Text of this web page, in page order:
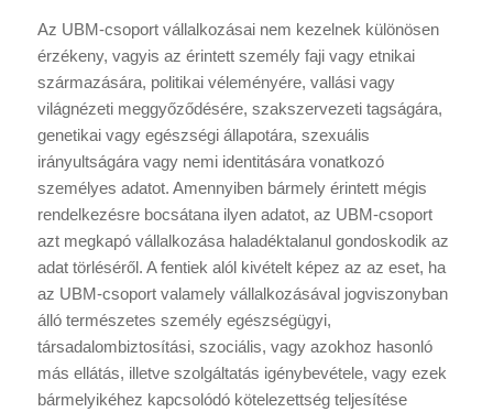
Az UBM-csoport vállalkozásai nem kezelnek különösen
érzékeny, vagyis az érintett személy faji vagy etnikai
származására, politikai véleményére, vallási vagy
világnézeti meggyőződésére, szakszervezeti tagságára,
genetikai vagy egészségi állapotára, szexuális
irányultságára vagy nemi identitására vonatkozó
személyes adatot. Amennyiben bármely érintett mégis
rendelkezésre bocsátana ilyen adatot, az UBM-csoport
azt megkapó vállalkozása haladéktalanul gondoskodik az
adat törléséről. A fentiek alól kivételt képez az az eset, ha
az UBM-csoport valamely vállalkozásával jogviszonyban
álló természetes személy egészségügyi,
társadalombiztosítási, szociális, vagy azokhoz hasonló
más ellátás, illetve szolgáltatás igénybevétele, vagy ezek
bármelyikéhez kapcsolódó kötelezettség teljesítése